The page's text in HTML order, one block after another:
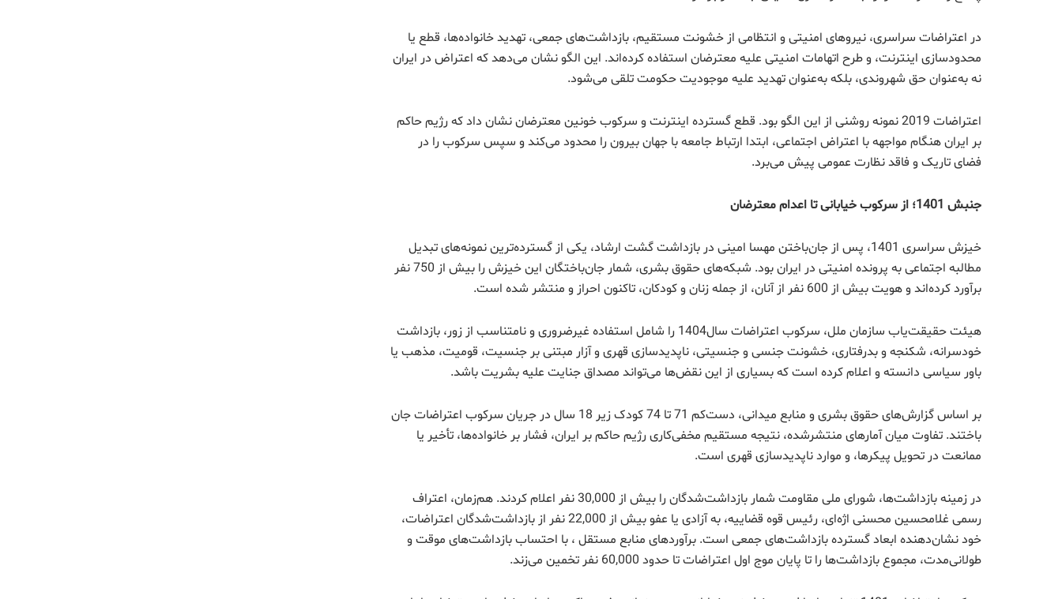
در اعتراضات سراسری، نیروهای امنیتی و انتظامی از خشونت مستقیم، بازداشت‌های جمعی، تهدید خانواده‌ها، قطع یا
محدودسازی اینترنت، و طرح اتهامات امنیتی علیه معترضان استفاده کرده‌اند. این الگو نشان می‌دهد که اعتراض در ایران
نه به‌عنوان حق شهروندی، بلکه به‌عنوان تهدید علیه موجودیت حکومت تلقی می‌شود.
اعتراضات 2019 نمونه روشنی از این الگو بود. قطع گسترده اینترنت و سرکوب خونین معترضان نشان داد که رژیم حاکم
بر ایران هنگام مواجهه با اعتراض اجتماعی، ابتدا ارتباط جامعه با جهان بیرون را محدود می‌کند و سپس سرکوب را در
فضای تاریک و فاقد نظارت عمومی پیش می‌برد.
جنبش 1401؛ از سرکوب خیابانی تا اعدام معترضان
خیزش سراسری 1401، پس از جان‌باختن مهسا امینی در بازداشت گشت ارشاد، یکی از گسترده‌ترین نمونه‌های تبدیل
مطالبه اجتماعی به پرونده امنیتی در ایران بود. شبکه‌های حقوق بشری، شمار جان‌باختگان این خیزش را بیش از 750 نفر
برآورد کرده‌اند و هویت بیش از 600 نفر از آنان، از جمله زنان و کودکان، تاکنون احراز و منتشر شده است.
هیئت حقیقت‌یاب سازمان ملل، سرکوب اعتراضات سال1404 را شامل استفاده غیرضروری و نامتناسب از زور، بازداشت
خودسرانه، شکنجه و بدرفتاری، خشونت جنسی و جنسیتی، ناپدیدسازی قهری و آزار مبتنی بر جنسیت، قومیت، مذهب یا
باور سیاسی دانسته و اعلام کرده است که بسیاری از این نقض‌ها می‌تواند مصداق جنایت علیه بشریت باشد.
بر اساس گزارش‌های حقوق بشری و منابع میدانی، دست‌کم 71 تا 74 کودک زیر 18 سال در جریان سرکوب اعتراضات جان
باختند. تفاوت میان آمارهای منتشرشده، نتیجه مستقیم مخفی‌کاری رژیم حاکم بر ایران، فشار بر خانواده‌ها، تأخیر یا
ممانعت در تحویل پیکرها، و موارد ناپدیدسازی قهری است.
در زمینه بازداشت‌ها، شورای ملی مقاومت شمار بازداشت‌شدگان را بیش از 30,000 نفر اعلام کردند. هم‌زمان، اعتراف
رسمی غلامحسین محسنی اژه‌ای، رئیس قوه قضاییه، به آزادی یا عفو بیش از 22,000 نفر از بازداشت‌شدگان اعتراضات،
خود نشان‌دهنده ابعاد گسترده بازداشت‌های جمعی است. برآوردهای منابع مستقل ، با احتساب بازداشت‌های موقت و
طولانی‌مدت، مجموع بازداشت‌ها را تا پایان موج اول اعتراضات تا حدود 60,000 نفر تخمین می‌زند.